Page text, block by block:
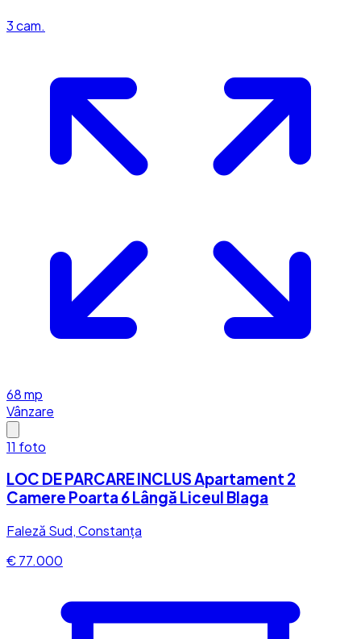
3cam.
68mp
Vânzare
11 foto
LOC DE PARCARE INCLUS Apartament 2
Camere Poarta 6 Lângă Liceul Blaga
Faleză Sud, Constanța
€ 77.000